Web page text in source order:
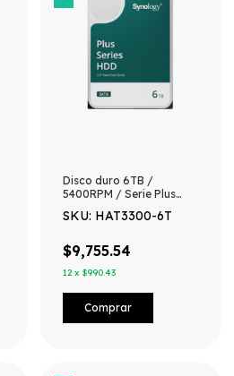
Disco duro 6TB /
5400RPM / Serie Plus
Especializados para NAS
SKU: HAT3300-6T
$9,755.54
12 x $990.43